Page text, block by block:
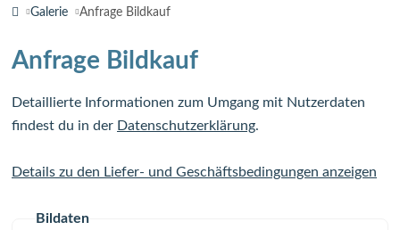
Galerie Anfrage Bildkauf
Anfrage Bildkauf
Detaillierte Informationen zum Umgang mit Nutzerdaten
findest du in der Datenschutzerklärung.
Details zu den Liefer- und Geschäftsbedingungen anzeigen
Bildaten